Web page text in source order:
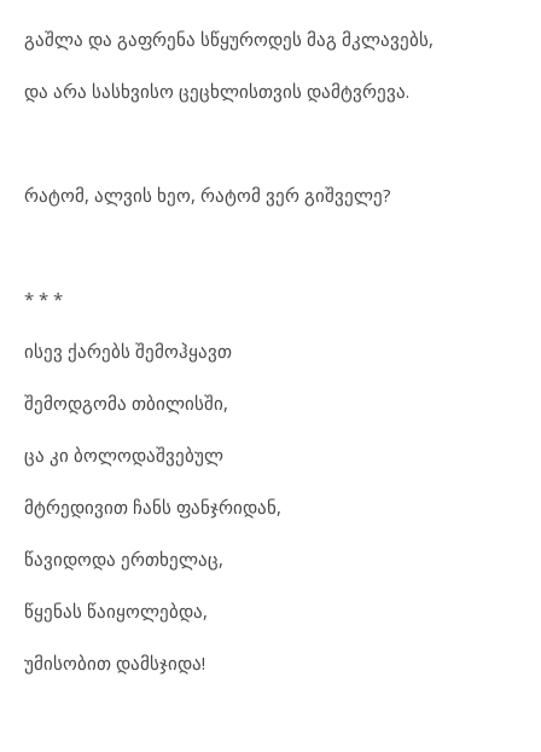
გაშლა და გაფრენა სწყუროდეს მაგ მკლავებს,
და არა სასხვისო ცეცხლისთვის დამტვრევა.
რატომ, ალვის ხეო, რატომ ვერ გიშველე?
* * *
ისევ ქარებს შემოჰყავთ
შემოდგომა თბილისში,
ცა კი ბოლოდაშვებულ
მტრედივით ჩანს ფანჯრიდან,
წავიდოდა ერთხელაც,
წყენას წაიყოლებდა,
უმისობით დამსჯიდა!